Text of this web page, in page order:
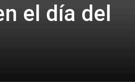
el día del